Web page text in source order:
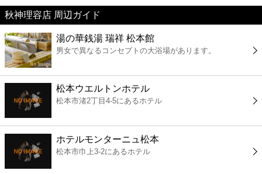
美容
コンビニ
薬局
スーパー
エンタメ
秋神理容店 周辺ガイド
湯の華銭湯 瑞祥 松本館
男女で異なるコンセプトの大浴場があります。
松本ウエルトンホテル
松本市渚2丁目4-5にあるホテル
ホテルモンターニュ松本
松本市巾上3-2にあるホテル